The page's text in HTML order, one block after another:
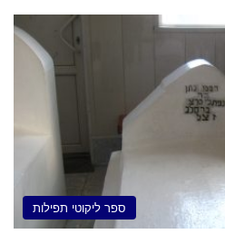
ספר ליקוטי תפילות